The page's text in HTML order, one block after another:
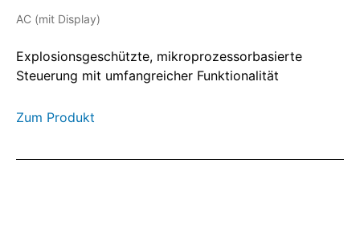
AC (mit Display)
Explosionsgeschützte, mikroprozessorbasierte
Steuerung mit umfangreicher Funktionalität
Zum Produkt